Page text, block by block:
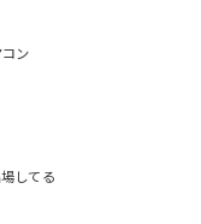
ン
してる